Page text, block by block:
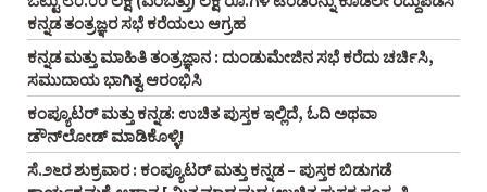
ಕನ್ನಡ ತಂತ್ರಜ್ಞರ ಸಭೆ ಕರೆಯಲು ಆಗ್ರಹ
ಕನ್ನಡ ಮತ್ತು ಮಾಹಿತಿ ತಂತ್ರಜ್ಞಾನ : ದುಂಡುಮೇಜಿನ ಸಭೆ ಕರೆದು ಚರ್ಚಿಸಿ,
ಸಮುದಾಯ ಭಾಗಿತ್ವ ಆರಂಭಿಸಿ
ಕಂಪ್ಯೂಟರ್‌ ಮತ್ತು ಕನ್ನಡ: ಉಚಿತ ಪುಸ್ತಕ ಇಲ್ಲಿದೆ, ಓದಿ ಅಥವಾ
ಡೌನ್‌ಲೋಡ್‌ ಮಾಡಿಕೊಳ್ಳಿ!
ಸೆ.೨೬ರ ಶುಕ್ರವಾರ : ಕಂಪ್ಯೂಟರ್‌ ಮತ್ತು ಕನ್ನಡ – ಪುಸ್ತಕ ಬಿಡುಗಡೆ